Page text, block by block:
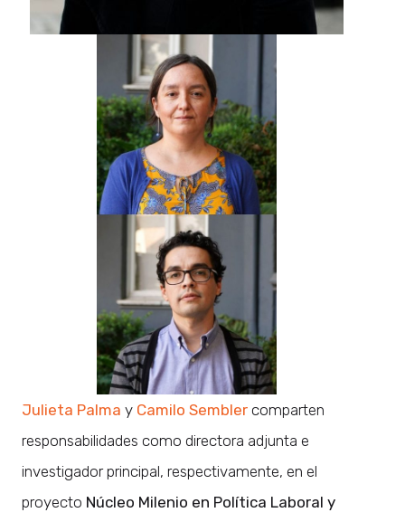
Julieta Palma y Camilo Sembler comparten
responsabilidades como directora adjunta e
investigador principal, respectivamente, en el
proyecto Núcleo Milenio en Política Laboral y